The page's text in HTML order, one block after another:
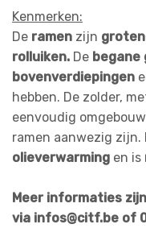
Kenmerken:
De ramen zijn
rolluiken. De begane
bovenverdiepingen
hebben. De zolder,
eenvoudig
ramen aanwezig
olieverwarming en is
Meer informaties
via infos@citf.be of